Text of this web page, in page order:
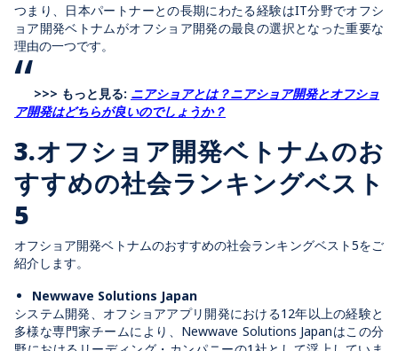
つまり、日本パートナーとの長期にわたる経験はIT分野でオフシ
ョア開発ベトナムがオフショア開発の最良の選択となった重要な
理由の一つです。
>>> もっと見る: ニアショアとは？ニアショア開発とオフショ
ア開発はどちらが良いのでしょうか？
3.オフショア開発ベトナムのお
すすめの社会ランキングベスト
5
オフショア開発ベトナムのおすすめの社会ランキングベスト5をご
紹介します。
Newwave Solutions Japan
システム開発、オフショアアプリ開発における12年以上の経験と
多様な専門家チームにより、Newwave Solutions Japanはこの分